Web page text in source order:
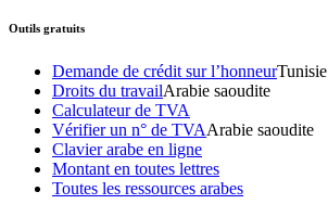
Outils gratuits
Demande de crédit sur l’honneurTunisie
Droits du travailArabie saoudite
Calculateur de TVA
Vérifier un n° de TVAArabie saoudite
Clavier arabe en ligne
Montant en toutes lettres
Toutes les ressources arabes